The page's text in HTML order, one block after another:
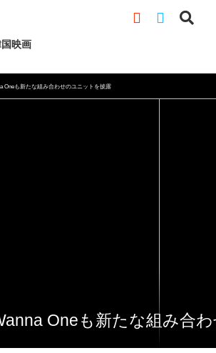
映画
Oneも新たな組み合わせのユニットを披露
Oneも新たな組み合